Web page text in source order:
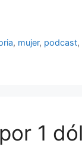
, mujer, podcast,
1